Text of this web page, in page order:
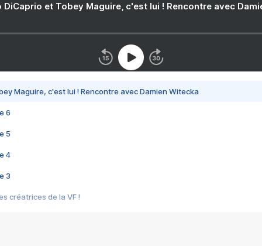
DiCaprio et Tobey Maguire, c'est lui ! Rencontre avec
Maguire, c'est lui ! Rencontre avec Damien Witecka
6
5
4
3
créatrices de la VF !